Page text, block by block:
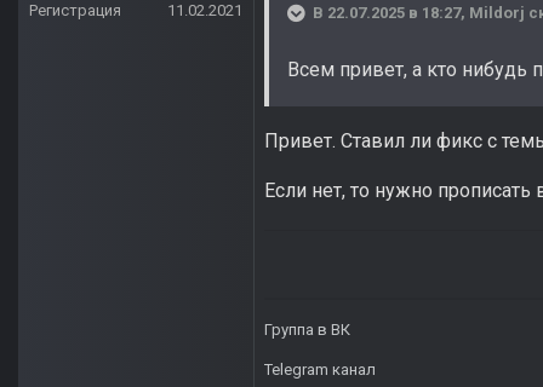
Регистрация
11.02.2021 В 22.07.2025 в 18:27, Mildorj
Всем привет, а кто нибудь
Привет. Ставил ли фикс с
Если нет, то нужно
Группа в ВК
Telegram канал